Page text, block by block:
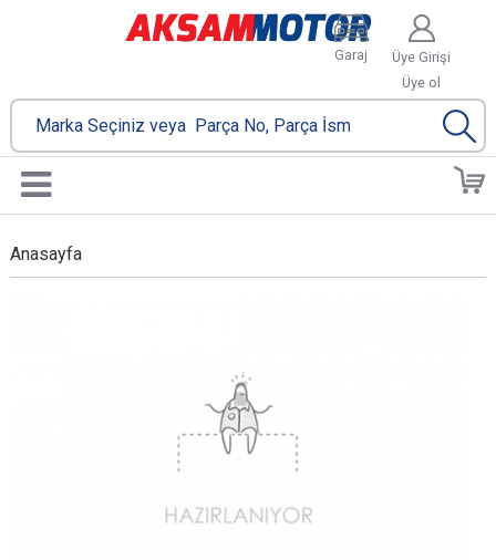
Üye Girişi
Üye ol
Garaj
Anasayfa